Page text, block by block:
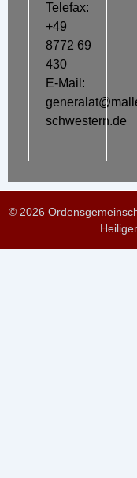
Telefax:
+49
8772 69
430
E-Mail:
schwestern.de
© 2026